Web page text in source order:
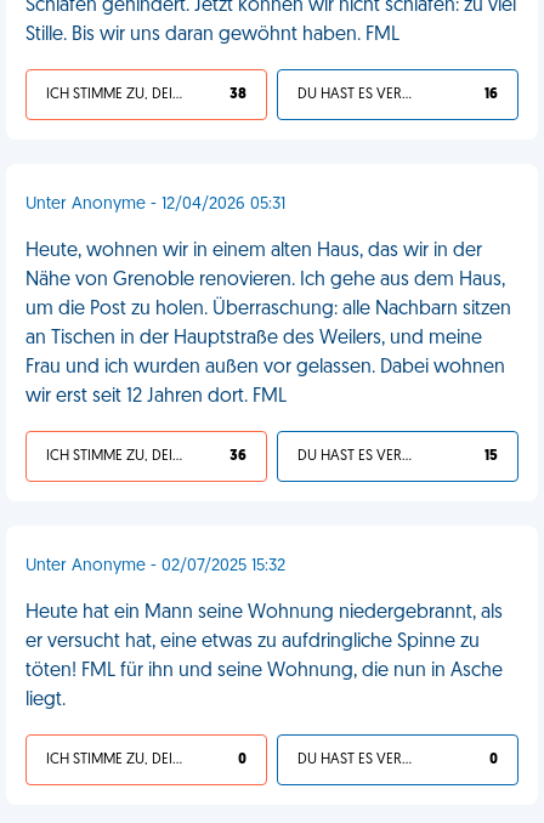
Schlafen gehindert. Jetzt können wir nicht schlafen: zu viel
Stille. Bis wir uns daran gewöhnt haben. FML
ICH STIMME ZU, DEIN LEBEN IST SCHEISSE 38 DU HAST ES VERDIENT 16
Unter Anonyme - 12/04/2026 05:31
Heute, wohnen wir in einem alten Haus, das wir in der
Nähe von Grenoble renovieren. Ich gehe aus dem Haus,
um die Post zu holen. Überraschung: alle Nachbarn sitzen
an Tischen in der Hauptstraße des Weilers, und meine
Frau und ich wurden außen vor gelassen. Dabei wohnen
wir erst seit 12 Jahren dort. FML
ICH STIMME ZU, DEIN LEBEN IST SCHEISSE 36 DU HAST ES VERDIENT 15
Unter Anonyme - 02/07/2025 15:32
Heute hat ein Mann seine Wohnung niedergebrannt, als
er versucht hat, eine etwas zu aufdringliche Spinne zu
töten! FML für ihn und seine Wohnung, die nun in Asche
liegt.
ICH STIMME ZU, DEIN LEBEN IST SCHEISSE 0 DU HAST ES VERDIENT 0